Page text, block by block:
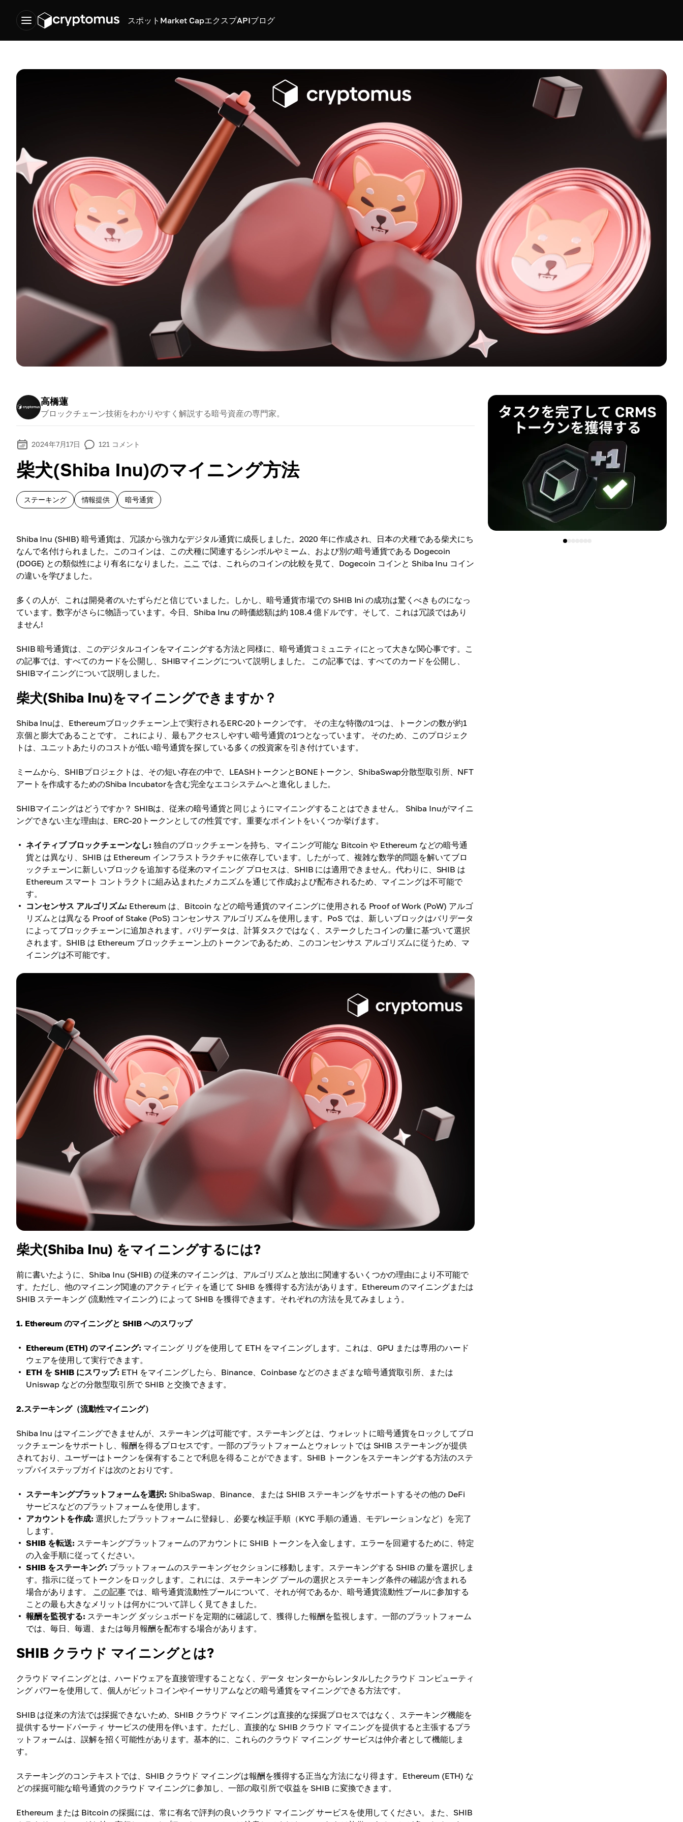
スポット Market CapエクスプAPIブログ
高橋蓮
ブロックチェーン技術をわかりやすく解説する暗号資産の専門家。
2024年7月17日 121 コメント
柴犬(Shiba Inu)のマイニング方法
ステーキング 情報提供 暗号通貨
Shiba Inu (SHIB) 暗号通貨は、冗談から強力なデジタル通貨に成長しました。2020 年に作成され、日本の犬種である柴犬にち
なんで名付けられました。このコインは、この犬種に関連するシンボルやミーム、および別の暗号通貨である Dogecoin
(DOGE) との類似性により有名になりました。 ここ では、これらのコインの比較を見て、Dogecoin コインと Shiba Inu コイン
の違いを学びました。
多くの人が、これは開発者のいたずらだと信じていました。しかし、暗号通貨市場での SHIB Ini の成功は驚くべきものになっ
ています。数字がさらに物語っています。今日、Shiba Inu の時価総額は約 108.4 億ドルです。そして、これは冗談ではあり
ません!
SHIB 暗号通貨は、このデジタルコインをマイニングする方法と同様に、暗号通貨コミュニティにとって大きな関心事です。こ
の記事では、すべてのカードを公開し、SHIBマイニングについて説明しました。 この記事では、すべてのカードを公開し、
SHIBマイニングについて説明しました。
柴犬(Shiba Inu)をマイニングできますか？
Shiba Inuは、Ethereumブロックチェーン上で実行されるERC-20トークンです。 その主な特徴の1つは、トークンの数が約1
京個と膨大であることです。 これにより、最もアクセスしやすい暗号通貨の1つとなっています。 そのため、このプロジェク
トは、ユニットあたりのコストが低い暗号通貨を探している多くの投資家を引き付けています。
ミームから、SHIBプロジェクトは、その短い存在の中で、LEASHトークンとBONEトークン、ShibaSwap分散型取引所、NFT
アートを作成するためのShiba Incubatorを含む完全なエコシステムへと進化しました。
SHIBマイニングはどうですか？ SHIBは、従来の暗号通貨と同じようにマイニングすることはできません。 Shiba Inuがマイニ
ングできない主な理由は、ERC-20トークンとしての性質です。重要なポイントをいくつか挙げます。
ネイティブ ブロックチェーンなし: 独自のブロックチェーンを持ち、マイニング可能な Bitcoin や Ethereum などの暗号通
貨とは異なり、SHIB は Ethereum インフラストラクチャに依存しています。したがって、複雑な数学的問題を解いてブロ
ックチェーンに新しいブロックを追加する従来のマイニング プロセスは、SHIB には適用できません。代わりに、SHIB は
Ethereum スマート コントラクトに組み込まれたメカニズムを通じて作成および配布されるため、マイニングは不可能で
す。
コンセンサス アルゴリズム: Ethereum は、Bitcoin などの暗号通貨のマイニングに使用される Proof of Work (PoW) アルゴ
リズムとは異なる Proof of Stake (PoS) コンセンサス アルゴリズムを使用します。PoS では、新しいブロックはバリデータ
によってブロックチェーンに追加されます。バリデータは、計算タスクではなく、ステークしたコインの量に基づいて選択
されます。SHIB は Ethereum ブロックチェーン上のトークンであるため、このコンセンサス アルゴリズムに従うため、マ
イニングは不可能です。
柴犬(Shiba Inu) をマイニングするには?
前に書いたように、Shiba Inu (SHIB) の従来のマイニングは、アルゴリズムと放出に関連するいくつかの理由により不可能で
す。ただし、他のマイニング関連のアクティビティを通じて SHIB を獲得する方法があります。Ethereum のマイニングまたは
SHIB ステーキング (流動性マイニング) によって SHIB を獲得できます。それぞれの方法を見てみましょう。
1. Ethereum のマイニングと SHIB へのスワップ
Ethereum (ETH) のマイニング: マイニング リグを使用して ETH をマイニングします。これは、GPU または専用のハード
ウェアを使用して実行できます。
ETH を SHIB にスワップ: ETH をマイニングしたら、Binance、Coinbase などのさまざまな暗号通貨取引所、または
Uniswap などの分散型取引所で SHIB と交換できます。
2.ステーキング（流動性マイニング）
Shiba Inu はマイニングできませんが、ステーキングは可能です。ステーキングとは、ウォレットに暗号通貨をロックしてブロ
ックチェーンをサポートし、報酬を得るプロセスです。一部のプラットフォームとウォレットでは SHIB ステーキングが提供
されており、ユーザーはトークンを保有することで利息を得ることができます。SHIB トークンをステーキングする方法のステ
ップバイステップガイドは次のとおりです。
ステーキングプラットフォームを選択: ShibaSwap、Binance、または SHIB ステーキングをサポートするその他の DeFi
サービスなどのプラットフォームを使用します。
アカウントを作成: 選択したプラットフォームに登録し、必要な検証手順（KYC 手順の通過、モデレーションなど）を完了
します。
SHIB を転送: ステーキングプラットフォームのアカウントに SHIB トークンを入金します。エラーを回避するために、特定
の入金手順に従ってください。
SHIB をステーキング: プラットフォームのステーキングセクションに移動します。ステーキングする SHIB の量を選択しま
す。指示に従ってトークンをロックします。これには、ステーキング プールの選択とステーキング条件の確認が含まれる
場合があります。 この記事 では、暗号通貨流動性プールについて、それが何であるか、暗号通貨流動性プールに参加する
ことの最も大きなメリットは何かについて詳しく見てきました。
報酬を監視する: ステーキング ダッシュボードを定期的に確認して、獲得した報酬を監視します。一部のプラットフォーム
では、毎日、毎週、または毎月報酬を配布する場合があります。
SHIB クラウド マイニングとは?
クラウド マイニングとは、ハードウェアを直接管理することなく、データ センターからレンタルしたクラウド コンピューティ
ング パワーを使用して、個人がビットコインやイーサリアムなどの暗号通貨をマイニングできる方法です。
SHIB は従来の方法では採掘できないため、SHIB クラウド マイニングは直接的な採掘プロセスではなく、ステーキング機能を
提供するサードパーティ サービスの使用を伴います。ただし、直接的な SHIB クラウド マイニングを提供すると主張するプラ
ットフォームは、誤解を招く可能性があります。基本的に、これらのクラウド マイニング サービスは仲介者として機能しま
す。
ステーキングのコンテキストでは、SHIB クラウド マイニングは報酬を獲得する正当な方法になり得ます。Ethereum (ETH) な
どの採掘可能な暗号通貨のクラウド マイニングに参加し、一部の取引所で収益を SHIB に変換できます。
Ethereum または Bitcoin の採掘には、常に有名で評判の良いクラウド マイニング サービスを使用してください。また、SHIB